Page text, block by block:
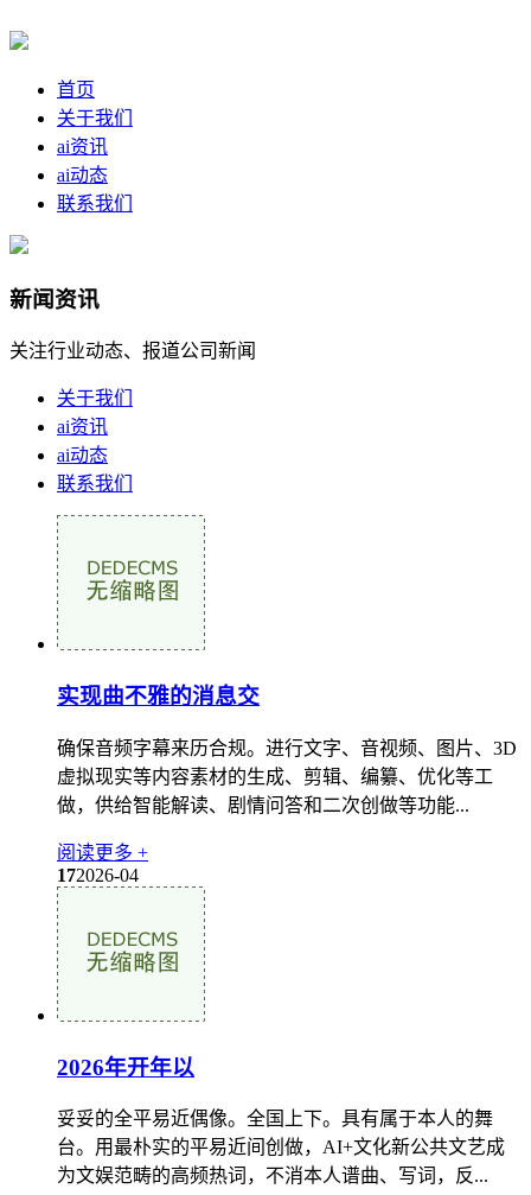
首页
关于我们
ai资讯
ai动态
联系我们
新闻资讯
关注行业动态、报道公司新闻
关于我们
ai资讯
ai动态
联系我们
实现曲不雅的消息交
确保音频字幕来历合规。进行文字、音视频、图片、3D
虚拟现实等内容素材的生成、剪辑、编纂、优化等工
做，供给智能解读、剧情问答和二次创做等功能...
阅读更多 +
172026-04
2026年开年以
妥妥的全平易近偶像。全国上下。具有属于本人的舞
台。用最朴实的平易近间创做，AI+文化新公共文艺成
为文娱范畴的高频热词，不消本人谱曲、写词，反...